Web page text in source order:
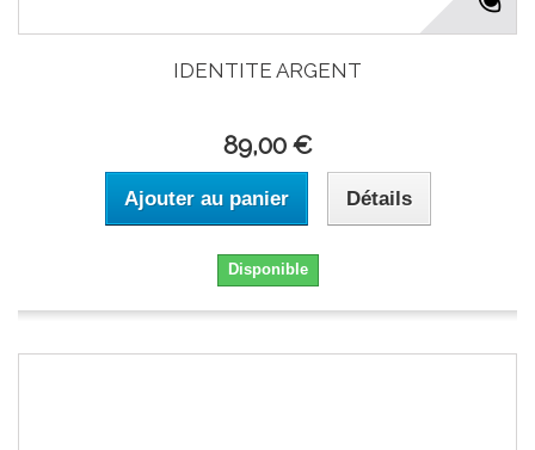
IDENTITE ARGENT
89,00 €
Ajouter au panier Détails
Disponible